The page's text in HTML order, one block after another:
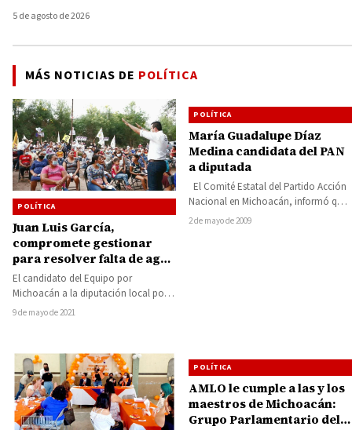
5 de agosto de 2026
MÁS NOTICIAS DE POLÍTICA
POLÍTICA
Juan Luis García,
compromete gestionar
para resolver falta de agua
para el campo en región
Huetamo
El candidato del Equipo por
Michoacán a la diputación local por
el Distrito de Huetamo, Juan Luis
9 de mayo de 2021
POLÍTICA
María Guadalupe Díaz
Medina candidata del PAN
a diputada
El Comité Estatal del Partido Acción
Nacional en Michoacán, informó que
el Comité Ejecutivo Nacional designó
2 de mayo de 2009
POLÍTICA
AMLO le cumple a las y los
maestros de Michoacán:
Grupo Parlamentario del